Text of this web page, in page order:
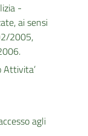
-
ai sensi
2005,
Attivita’
agli